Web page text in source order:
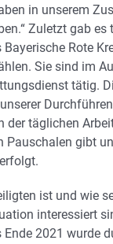
in unserem
Zuletzt gab
Rote
Sie sind im
tätig.
täglichen
gibt
ist und wie
interessiert
2021 wurde